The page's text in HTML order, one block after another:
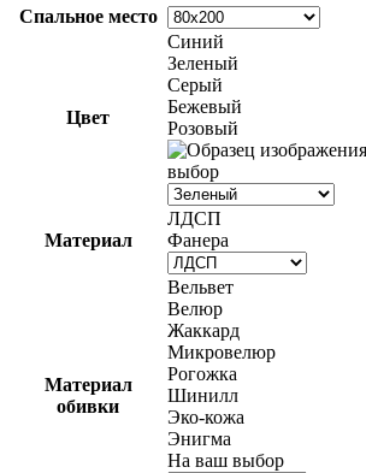
41
400 ₽
–
54
700 ₽
Спальное место
Цвет
Синий
Зеленый
Серый
Бежевый
Розовый
выбор
Материал
ЛДСП
Фанера
Материал
обивки
Вельвет
Велюр
Жаккард
Микровелюр
Рогожка
Шинилл
Эко-кожа
Энигма
На ваш выбор